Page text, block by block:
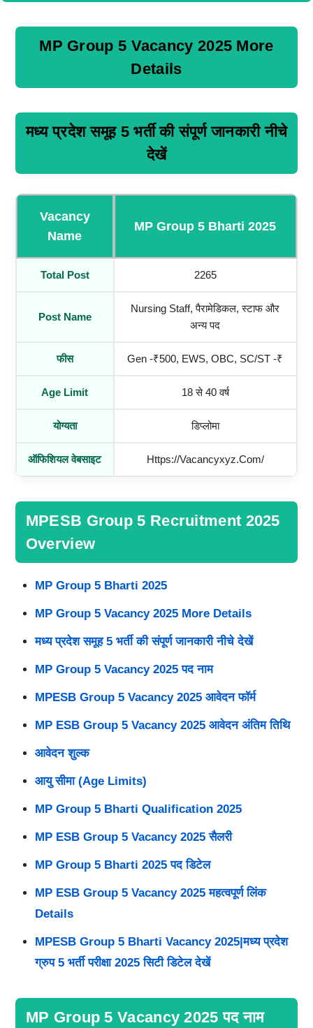
MP Group 5 Vacancy 2025 More
Details
मध्य प्रदेश समूह 5 भर्ती की संपूर्ण जानकारी नीचे
देखें
Vacancy
Name
MP Group 5 Bharti 2025
Total Post 2265
Post Name
Nursing Staff, पैरामेडिकल, स्टाफ और
अन्य पद
फीस Gen -₹500, EWS, OBC, SC/ST -₹
Age Limit 18 से 40 वर्ष
योग्यता डिप्लोमा
ऑफिशियल वेबसाइट Https://vacancyxyz.com/
MPESB Group 5 Recruitment 2025
Overview
MP Group 5 Bharti 2025
MP Group 5 Vacancy 2025 More Details
मध्य प्रदेश समूह 5 भर्ती की संपूर्ण जानकारी नीचे देखें
MP Group 5 Vacancy 2025 पद नाम
MPESB Group 5 Vacancy 2025 आवेदन फॉर्म
MP ESB Group 5 Vacancy 2025 आवेदन अंतिम तिथि
आवेदन शुल्क
आयु सीमा (Age Limits)
MP Group 5 Bharti Qualification 2025
MP ESB Group 5 Vacancy 2025 सैलरी
MP Group 5 Bharti 2025 पद डिटेल
MP ESB Group 5 Vacancy 2025 महत्वपूर्ण लिंक
Details
MPESB Group 5 Bharti Vacancy 2025|मध्य प्रदेश
ग्रुप 5 भर्ती परीक्षा 2025 सिटी डिटेल देखें
MP Group 5 Vacancy 2025 पद नाम